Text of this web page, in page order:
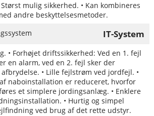
Størst mulig sikkerhed. • Kan kombineres
andre beskyttelsesmetoder.
IT-System
• Forhøjet driftssikkerhed: Ved en 1. fejl
en alarm, ved en 2. fejl sker der
• Lille fejlstrøm ved jordfejl. •
naboinstallation er reduceret, hvorfor
et simplere jordingsanlæg. • Enklere
• Hurtig og simpel
ved brug af det rette udstyr.